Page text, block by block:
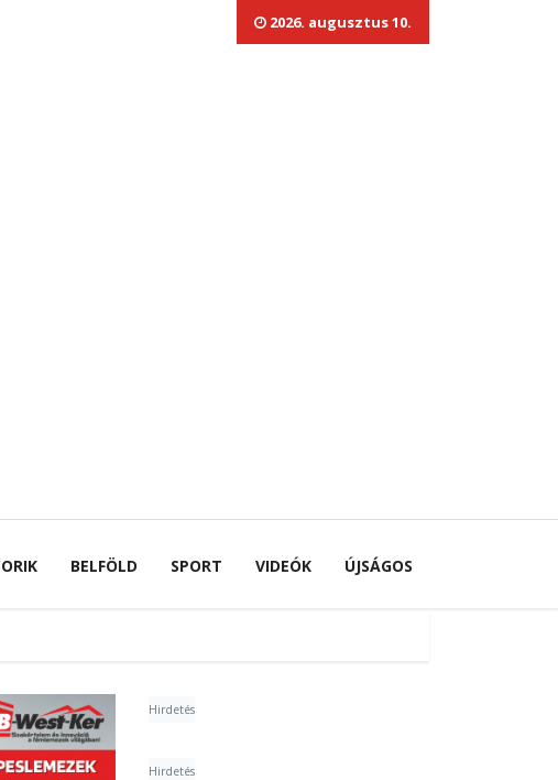
2026. augusztus 10.
BELFÖLD SPORT VIDEÓK ÚJSÁGOS
Hirdetés
Hirdetés